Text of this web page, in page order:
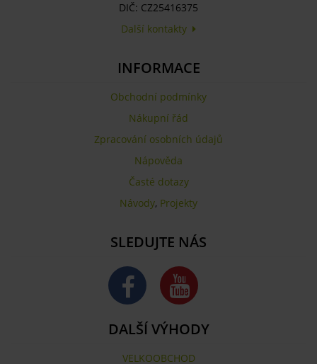
DIČ: CZ25416375
Další kontakty
INFORMACE
Obchodní podmínky
Nákupní řád
Zpracování osobních údajů
Nápověda
Časté dotazy
Návody, Projekty
SLEDUJTE NÁS
DALŠÍ VÝHODY
VELKOOBCHOD